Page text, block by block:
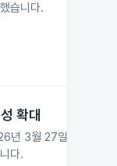
습니다.
확대
3월 27일 락업 계약
다.